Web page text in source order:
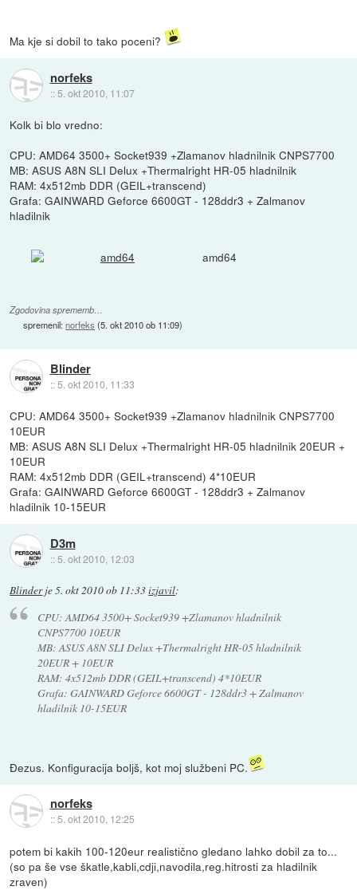
Ma kje si dobil to tako poceni?
norfeks
:: 5. okt 2010, 11:07
Kolk bi blo vredno:
CPU: AMD64 3500+ Socket939 +Zlamanov hladnilnik CNPS7700
MB: ASUS A8N SLI Delux +Thermalright HR-05 hladnilnik
RAM: 4x512mb DDR (GEIL+transcend)
Grafa: GAINWARD Geforce 6600GT - 128ddr3 + Zalmanov
hladilnik
amd64
Zgodovina sprememb…
spremenil:norfeks (5. okt 2010 ob 11:09)
Blinder
::5. okt 2010, 11:33
CPU: AMD64 3500+ Socket939 +Zlamanov hladnilnik CNPS7700
10EUR
MB: ASUS A8N SLI Delux +Thermalright HR-05 hladnilnik 20EUR +
10EUR
RAM: 4x512mb DDR (GEIL+transcend) 4*10EUR
Grafa: GAINWARD Geforce 6600GT - 128ddr3 + Zalmanov
hladilnik 10-15EUR
D3m
:: 5. okt 2010, 12:03
Blinderje5. okt 2010 ob 11:33izjavil:
CPU: AMD64 3500+ Socket939 +Zlamanov hladnilnik
CNPS7700 10EUR
MB: ASUS A8N SLI Delux +Thermalright HR-05 hladnilnik
20EUR + 10EUR
RAM: 4x512mb DDR (GEIL+transcend) 4*10EUR
Grafa: GAINWARD Geforce 6600GT - 128ddr3 + Zalmanov
hladilnik 10-15EUR
Đezus. Konfiguracija boljš, kot moj službeni PC.
norfeks
::5. okt 2010, 12:25
potem bi kakih 100-120eur realistično gledano lahko dobil za to...
(so pa še vse škatle,kabli,cdji,navodila,reg.hitrosti za hladilnik
zraven)